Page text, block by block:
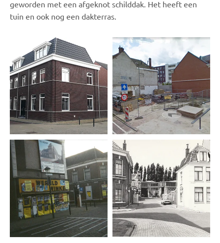
geworden met een afgeknot schilddak. Het heeft een
tuin en ook nog een dakterras.